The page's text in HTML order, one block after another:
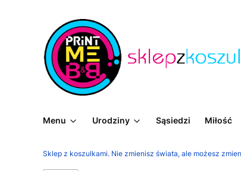
Menu Urodziny Sąsiedzi Miłość
Sklep z koszulkami. Nie zmienisz świata, ale możesz